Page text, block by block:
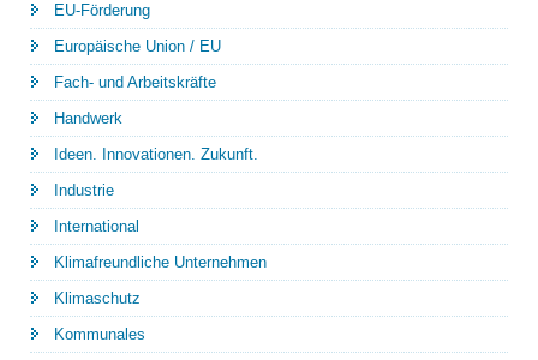
EU-Förderung
Europäische Union / EU
Fach- und Arbeitskräfte
Handwerk
Ideen. Innovationen. Zukunft.
Industrie
International
Klimafreundliche Unternehmen
Klimaschutz
Kommunales